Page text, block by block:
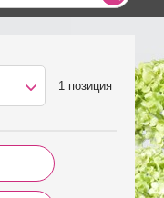
1 позиция